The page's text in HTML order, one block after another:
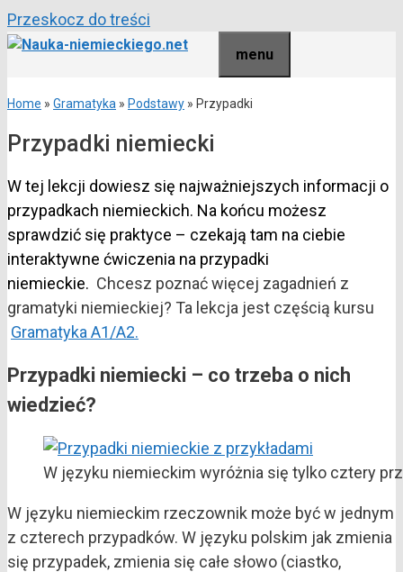
Przeskocz do treści
menu
Home » Gramatyka » Podstawy » Przypadki
Przypadki niemiecki
W tej lekcji dowiesz się najważniejszych informacji o
przypadkach niemieckich. Na końcu możesz
sprawdzić się praktyce – czekają tam na ciebie
interaktywne ćwiczenia na przypadki
niemieckie. Chcesz poznać więcej zagadnień z
gramatyki niemieckiej? Ta lekcja jest częścią kursu
Gramatyka A1/A2.
Przypadki niemiecki – co trzeba o nich
wiedzieć?
W języku niemieckim wyróżnia się tylko cztery
W języku niemieckim rzeczownik może być w jednym
z czterech przypadków. W języku polskim jak zmienia
się przypadek, zmienia się całe słowo (ciastko,